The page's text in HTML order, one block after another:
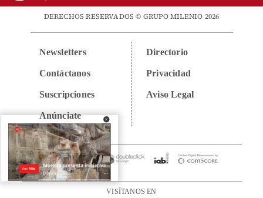
DERECHOS RESERVADOS © GRUPO MILENIO 2026
Newsletters
Contáctanos
Suscripciones
Anúnciate
Directorio
Privacidad
Aviso Legal
VISÍTANOS EN